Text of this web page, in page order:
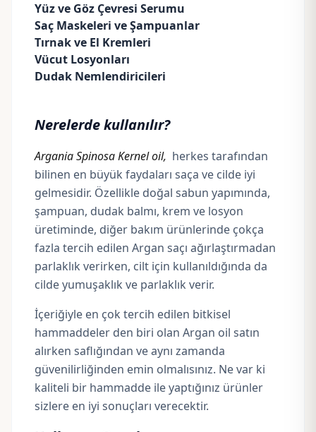
Yüz ve Göz Çevresi Serumu
Saç Maskeleri ve Şampuanlar
Tırnak ve El Kremleri
Vücut Losyonları
Dudak Nemlendiricileri
Nerelerde kullanılır?
Argania Spinosa Kernel oil, herkes tarafından
bilinen en büyük faydaları saça ve cilde iyi
gelmesidir. Özellikle doğal sabun yapımında,
şampuan, dudak balmı, krem ve losyon
üretiminde, diğer bakım ürünlerinde çokça
fazla tercih edilen Argan saçı ağırlaştırmadan
parlaklık verirken, cilt için kullanıldığında da
cilde yumuşaklık ve parlaklık verir.
İçeriğiyle en çok tercih edilen bitkisel
hammaddeler den biri olan Argan oil satın
alırken saflığından ve aynı zamanda
güvenilirliğinden emin olmalısınız. Ne var ki
kaliteli bir hammadde ile yaptığınız ürünler
sizlere en iyi sonuçları verecektir.